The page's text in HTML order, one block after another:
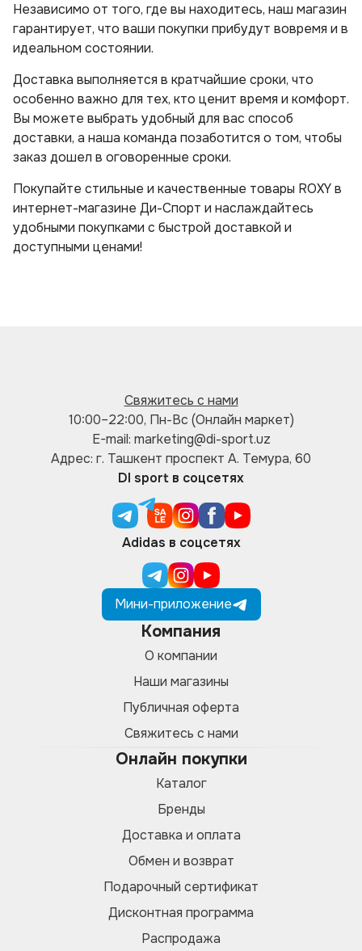
Независимо от того, где вы находитесь, наш магазин
гарантирует, что ваши покупки прибудут вовремя и в
идеальном состоянии.
Доставка выполняется в кратчайшие сроки, что
особенно важно для тех, кто ценит время и комфорт.
Вы можете выбрать удобный для вас способ
доставки, а наша команда позаботится о том, чтобы
заказ дошел в оговоренные сроки.
Покупайте стильные и качественные товары ROXY в
интернет-магазине Ди-Спорт и наслаждайтесь
удобными покупками с быстрой доставкой и
доступными ценами!
Свяжитесь с нами
10:00–22:00, Пн-Вс (Онлайн маркет)
E-mail: marketing@di-sport.uz
Адрес: г. Ташкент проспект А. Темура, 60
DI sport в соцсетях
Adidas в соцсетях
Мини-приложение
Компания
О компании
Наши магазины
Публичная оферта
Свяжитесь с нами
Онлайн покупки
Каталог
Бренды
Доставка и оплата
Обмен и возврат
Подарочный сертификат
Дисконтная программа
Распродажа